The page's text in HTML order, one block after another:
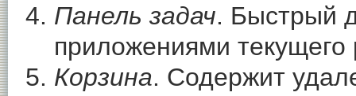
Панель задач. Быстрый
приложениями текущего
Корзина. Содержит